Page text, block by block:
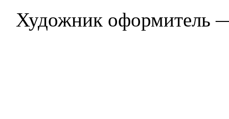
Художник оформитель